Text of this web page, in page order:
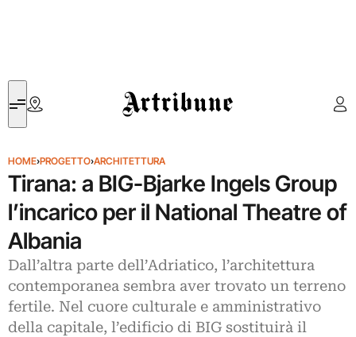
Artribune
HOME›PROGETTO›ARCHITETTURA
Tirana: a BIG-Bjarke Ingels Group
l’incarico per il National Theatre of
Albania
Dall’altra parte dell’Adriatico, l’architettura
contemporanea sembra aver trovato un terreno
fertile. Nel cuore culturale e amministrativo
della capitale, l’edificio di BIG sostituirà il